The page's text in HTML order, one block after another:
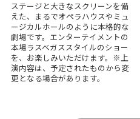
ステージと大きなスクリーンを備
えた、まるでオペラハウスやミュ
ージカルホールのように本格的な
劇場です。エンターテイメントの
本場ラスベガススタイルのショー
を、お楽しみいただけます。※上
演内容は、予定されたものから変
更となる場合があります。